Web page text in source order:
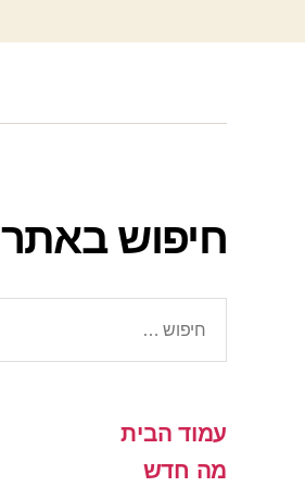
חיפוש באתר
עמוד הבית
מה חדש